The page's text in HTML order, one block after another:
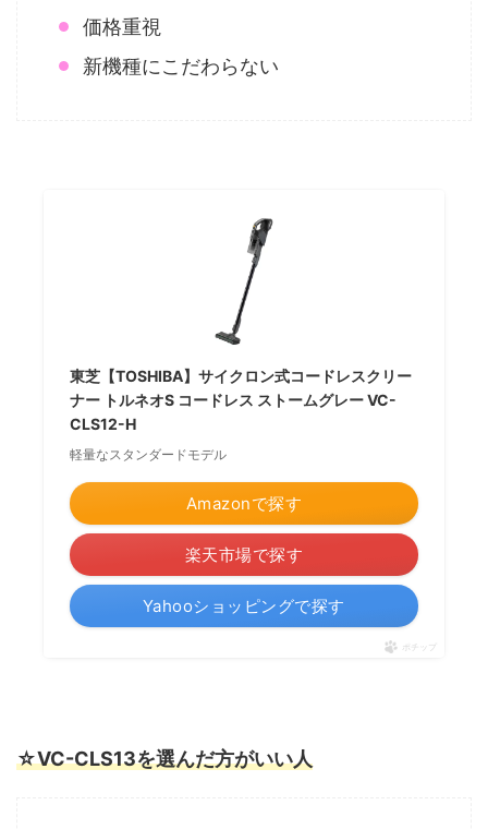
価格重視
新機種にこだわらない
東芝【TOSHIBA】サイクロン式コードレスクリー
ナー トルネオS コードレス ストームグレー VC-
CLS12-H
軽量なスタンダードモデル
Amazonで探す
楽天市場で探す
Yahooショッピングで探す
ポチップ
☆VC-CLS13を選んだ方がいい人